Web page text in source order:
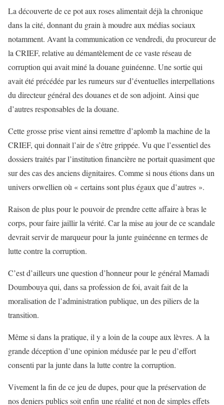
La découverte de ce pot aux roses alimentait déjà la chronique
dans la cité, donnant du grain à moudre aux médias sociaux
notamment. Avant la communication ce vendredi, du procureur de
la CRIEF, relative au démantèlement de ce vaste réseau de
corruption qui avait miné la douane guinéenne. Une sortie qui
avait été précédée par les rumeurs sur d’éventuelles interpellations
du directeur général des douanes et de son adjoint. Ainsi que
d’autres responsables de la douane.
Cette grosse prise vient ainsi remettre d’aplomb la machine de la
CRIEF, qui donnait l’air de s’être grippée. Vu que l’essentiel des
dossiers traités par l’institution financière ne portait quasiment que
sur des cas des anciens dignitaires. Comme si nous étions dans un
univers orwellien où « certains sont plus égaux que d’autres ».
Raison de plus pour le pouvoir de prendre cette affaire à bras le
corps, pour faire jaillir la vérité. Car la mise au jour de ce scandale
devrait servir de marqueur pour la junte guinéenne en termes de
lutte contre la corruption.
C’est d’ailleurs une question d’honneur pour le général Mamadi
Doumbouya qui, dans sa profession de foi, avait fait de la
moralisation de l’administration publique, un des piliers de la
transition.
Même si dans la pratique, il y a loin de la coupe aux lèvres. A la
grande déception d’une opinion médusée par le peu d’effort
consenti par la junte dans la lutte contre la corruption.
Vivement la fin de ce jeu de dupes, pour que la préservation de
nos deniers publics soit enfin une réalité et non de simples effets